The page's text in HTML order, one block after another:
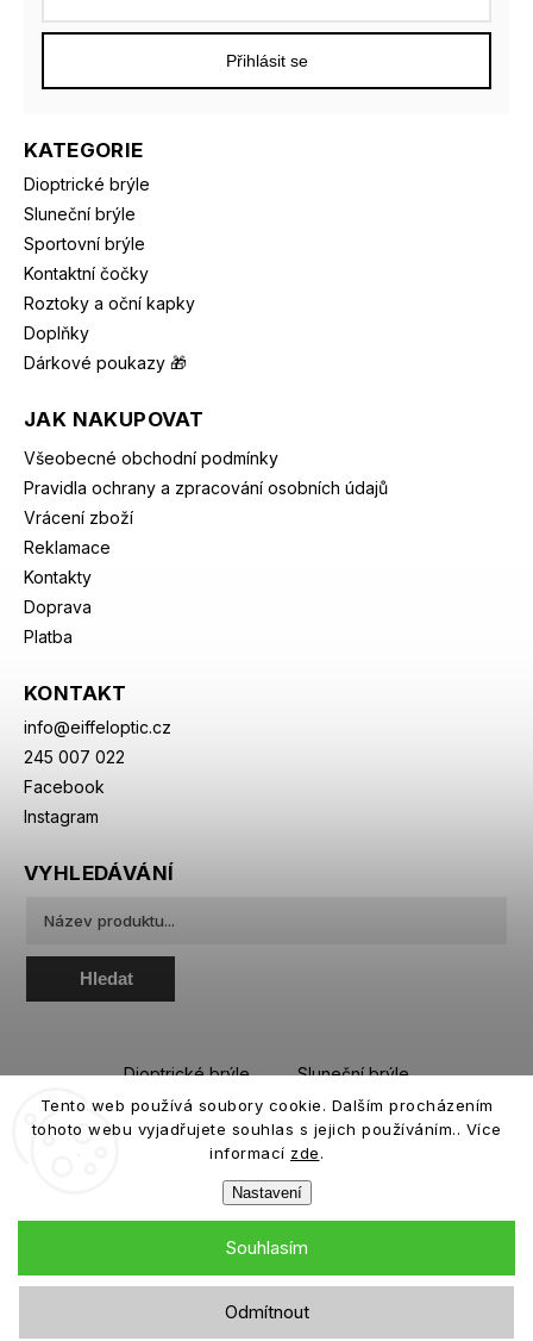
Tento web používá soubory cookie. Dalším procházením
tohoto webu vyjadřujete souhlas s jejich používáním.. Více
informací zde.
Nastavení
Odmítnout
Souhlasím
KATEGORIE
Dioptrické brýle
Sluneční brýle
Sportovní brýle
Kontaktní čočky
Roztoky a oční kapky
Doplňky
Dárkové poukazy 🎁
JAK NAKUPOVAT
Všeobecné obchodní podmínky
Pravidla ochrany a zpracování osobních údajů
Vrácení zboží
Reklamace
Kontakty
Doprava
Platba
KONTAKT
info@eiffeloptic.cz
245 007 022
Facebook
Instagram
Přihlásit se
VYHLEDÁVÁNÍ
Hledat
Dioptrické brýle
Sluneční brýle
Sportovní brýle
Kontaktní čočky
Roztoky a oční kapky
Copyright 2026eiffeloptic.cz. Všechna práva vyhrazena.
Vyzkoušejte brýle bez rizika